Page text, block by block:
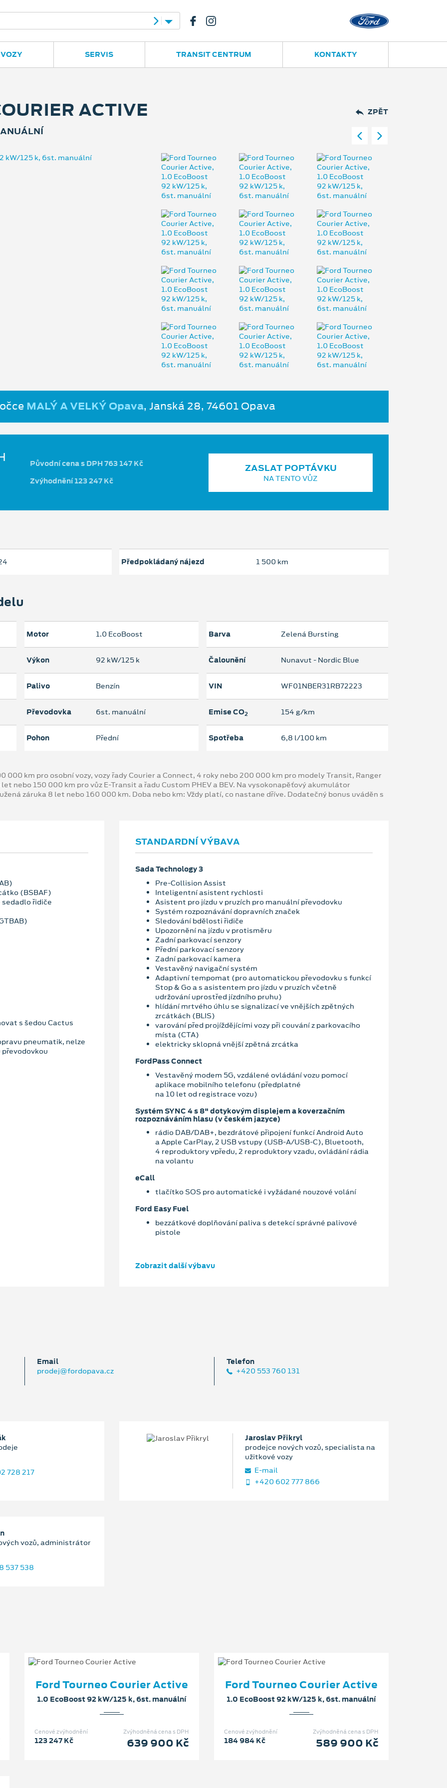
Opava
SERVIS TRANSIT CENTRUM KONTAKTY
ZPĚT
ACTIVE
MALÝ A VELKÝ Opava, Janská 28, 74601 Opava
Původní cena s DPH 763 147 Kč
Zvýhodnění 123 247 Kč
ZASLAT POPTÁVKU
NA TENTO VŮZ
Předpokládaný nájezd 1 500 km
Motor 1.0 EcoBoost
Výkon 92 kW/125 k
Palivo Benzín
Převodovka 6st. manuální
Pohon Přední
Barva Zelená Bursting
Čalounění Nunavut - Nordic Blue
VIN WF01NBER31RB72223
Emise CO2 154 g/km
Spotřeba 6,8 l/100 km
000 km pro osobní vozy, vozy řady Courier a Connect, 4 roky nebo 200 000 km pro modely Transit, Ranger
nebo 150 000 km pro vůz E-Transit a řadu Custom PHEV a BEV. Na vysokonapěťový akumulátor
záruka 8 let nebo 160 000 km. Doba nebo km: Vždy platí, co nastane dříve. Dodatečný bonus uváděn s
(BSBAF)
sedadlo řidiče
s šedou Cactus
pneumatik, nelze
STANDARDNÍ VÝBAVA
Sada Technology 3
Pre-Collision Assist
Inteligentní asistent rychlosti
Asistent pro jízdu v pruzích pro manuální převodovku
Systém rozpoznávání dopravních značek
Sledování bdělosti řidiče
Upozornění na jízdu v protisměru
Zadní parkovací senzory
Přední parkovací senzory
Zadní parkovací kamera
Vestavěný navigační systém
Adaptivní tempomat (pro automatickou převodovku s funkcí
Stop & Go a s asistentem pro jízdu v pruzích včetně
udržování uprostřed jízdního pruhu)
hlídání mrtvého úhlu se signalizací ve vnějších zpětných
zrcátkách (BLIS)
varování před projíždějícími vozy při couvání z parkovacího
místa (CTA)
elektricky sklopná vnější zpětná zrcátka
FordPass Connect
Vestavěný modem 5G, vzdálené ovládání vozu pomocí
aplikace mobilního telefonu (předplatné
na 10 let od registrace vozu)
Systém SYNC 4 s 8" dotykovým displejem a koverzačním
rozpoznáváním hlasu (v českém jazyce)
rádio DAB/DAB+, bezdrátové připojení funkcí Android Auto
a Apple CarPlay, 2 USB vstupy (USB-A/USB-C), Bluetooth,
4 reproduktory vpředu, 2 reproduktory vzadu, ovládání rádia
na volantu
eCall
tlačítko SOS pro automatické i vyžádané nouzové volání
Ford Easy Fuel
bezzátkové doplňování paliva s detekcí správné palivové
pistole
Zobrazit další výbavu
Email
prodej@fordopava.cz
Telefon
+420 553 760 131
728 217
Jaroslav Přikryl
prodejce nových vozů, specialista na
užitkové vozy
E‑mail
+420 602 777 866
vozů, administrátor
537 538
Ford Tourneo Courier Active
1.0 EcoBoost 92 kW/125 k, 6st. manuální
Zvýhodněná cena s DPH
639 900 Kč
Cenové zvýhodnění
123 247 Kč
Ford Tourneo Courier Active
1.0 EcoBoost 92 kW/125 k, 6st. manuální
Zvýhodněná cena s DPH
589 900 Kč
Cenové zvýhodnění
184 984 Kč